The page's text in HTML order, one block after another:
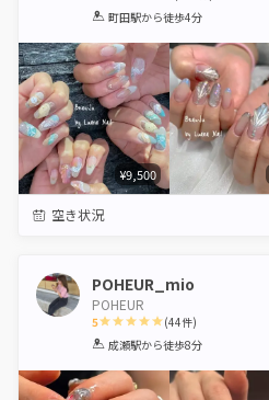
1 2 3 4 5
町田駅から徒歩4分
¥9,500
空き状況
POHEUR_mio
POHEUR
5
1 2 3 4 5
(44件)
成瀬駅から徒歩8分